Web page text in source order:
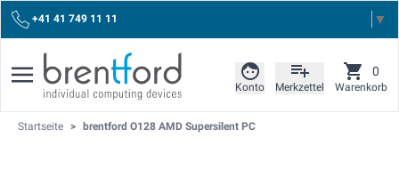
+41 41 749 11 11 ▼
Konto Merkzettel Warenkorb
0
Startseite > brentford O128 AMD Supersilent PC